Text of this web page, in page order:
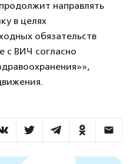
направлять
в целях
обязательств
с ВИЧ согласно